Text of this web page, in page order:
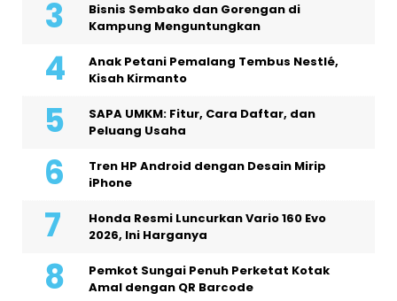
Bisnis Sembako dan Gorengan di
Kampung Menguntungkan
Anak Petani Pemalang Tembus Nestlé,
Kisah Kirmanto
SAPA UMKM: Fitur, Cara Daftar, dan
Peluang Usaha
Tren HP Android dengan Desain Mirip
iPhone
Honda Resmi Luncurkan Vario 160 Evo
2026, Ini Harganya
Pemkot Sungai Penuh Perketat Kotak
Amal dengan QR Barcode